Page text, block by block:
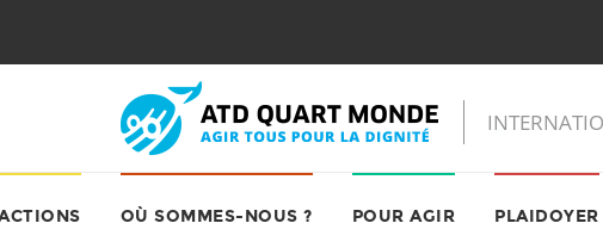
OÙ SOMMES-NOUS ? POUR AGIR PLAIDOYER